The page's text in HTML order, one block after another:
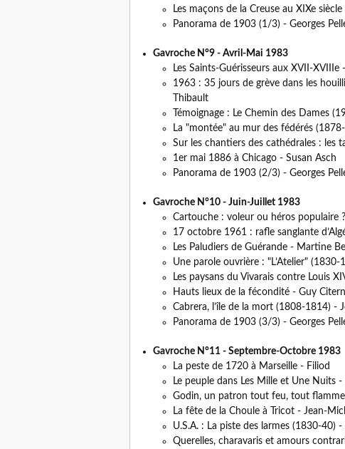
Les maçons de la Creuse au XIXe siècle
Panorama de 1903 (1/3) - Georges
Gavroche N°9 - Avril-Mai 1983
Les Saints-Guérisseurs aux XVII-XVIIIe
1963 : 35 jours de grève dans les
Thibault
Témoignage : Le Chemin des Dames
La "montée" au mur des fédérés
Sur les chantiers des cathédrales : les
1er mai 1886 à Chicago - Susan Asch
Panorama de 1903 (2/3) - Georges
Gavroche N°10 - Juin-Juillet 1983
Cartouche : voleur ou héros populaire
17 octobre 1961 : rafle sanglante
Les Paludiers de Guérande - Martine
Une parole ouvrière : "L’Atelier"
Les paysans du Vivarais contre Louis
Hauts lieux de la fécondité - Guy
Cabrera, l’île de la mort (1808-1814) -
Panorama de 1903 (3/3) - Georges
Gavroche N°11 - Septembre-Octobre 1983
La peste de 1720 à Marseille - Filiod
Le peuple dans Les Mille et Une Nuits
Godin, un patron tout feu, tout
La fête de la Choule à Tricot - Jean-
U.S.A. : La piste des larmes (1830-40)
Querelles, charavaris et amours